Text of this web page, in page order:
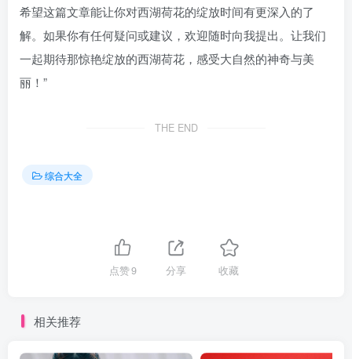
希望这篇文章能让你对西湖荷花的绽放时间有更深入的了
解。如果你有任何疑问或建议，欢迎随时向我提出。让我们
一起期待那惊艳绽放的西湖荷花，感受大自然的神奇与美
丽！”
THE END
综合大全
点赞9 分享 收藏
相关推荐